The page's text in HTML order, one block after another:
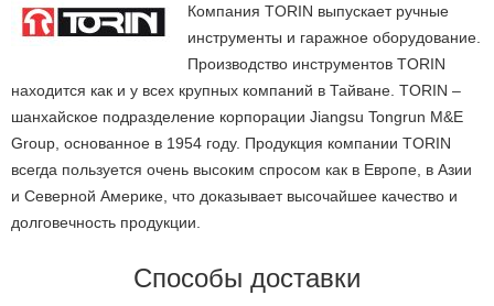
Компания TORIN выпускает ручные
инструменты и гаражное оборудование.
Производство инструментов TORIN
находится как и у всех крупных компаний в Тайване. TORIN –
шанхайское подразделение корпорации Jiangsu Tongrun M&E
Group, основанное в 1954 году. Продукция компании TORIN
всегда пользуется очень высоким спросом как в Европе, в Азии
и Северной Америке, что доказывает высочайшее качество и
долговечность продукции.
Способы доставки